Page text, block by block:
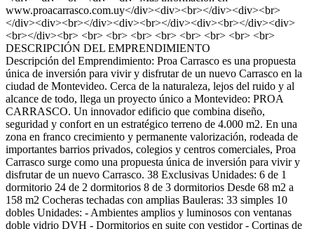
www.proacarrasco.com.uy</div><div><br></div><div><br>
</div><div><br></div><div><br></div><div><br></div><div>
<br></div><br> <br> <br> <br> <br> <br> <br> <br> <br>
DESCRIPCIÓN DEL EMPRENDIMIENTO
Descripción del Emprendimiento: Proa Carrasco es una propuesta
única de inversión para vivir y disfrutar de un nuevo Carrasco en la
ciudad de Montevideo. Cerca de la naturaleza, lejos del ruido y al
alcance de todo, llega un proyecto único a Montevideo: PROA
CARRASCO. Un innovador edificio que combina diseño,
seguridad y confort en un estratégico terreno de 4.000 m2. En una
zona en franco crecimiento y permanente valorización, rodeada de
importantes barrios privados, colegios y centros comerciales, Proa
Carrasco surge como una propuesta única de inversión para vivir y
disfrutar de un nuevo Carrasco. 38 Exclusivas Unidades: 6 de 1
dormitorio 24 de 2 dormitorios 8 de 3 dormitorios Desde 68 m2 a
158 m2 Cocheras techadas con amplias Bauleras: 33 simples 10
dobles Unidades: - Ambientes amplios y luminosos con ventanas
doble vidrio DVH - Dormitorios en suite con vestidor - Cortinas de